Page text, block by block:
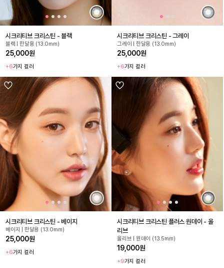
시크리티브 크리스틴 - 블랙
블랙 | 한달용 (13.0mm)
25,000원
+6가지 컬러
시크리티브 크리스틴 - 그레이
그레이 | 한달용 (13.0mm)
25,000원
+6가지 컬러
시크리티브 크리스틴 - 베이지
베이지 | 한달용 (13.0mm)
25,000원
+6가지 컬러
시크리티브 크리스틴 플러스 원데이 - 올
리브
올리브 | 원데이 (13.5mm)
19,000원
+9가지 컬러